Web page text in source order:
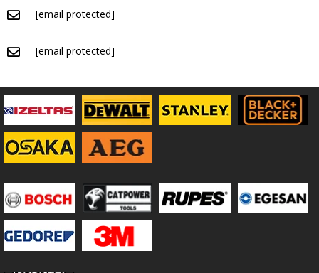
[email protected]
[email protected]